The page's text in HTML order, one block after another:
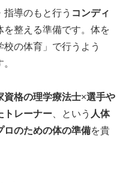
指導のもと行う コンディ
を整える準備です。体を
の体育」で行うよう
資格の理学療法士×選手や
トレーナー 、という 人体
ロのための体の準備を貴